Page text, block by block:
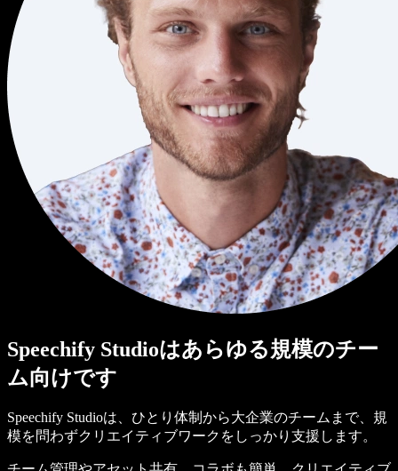
Speechify Studioはあらゆる規模のチー
ム向けです
Speechify Studioは、ひとり体制から大企業のチームまで、規
模を問わずクリエイティブワークをしっかり支援します。